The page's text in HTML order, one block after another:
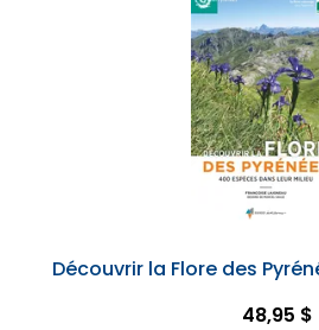
Découvrir la Flore des
48,95 $